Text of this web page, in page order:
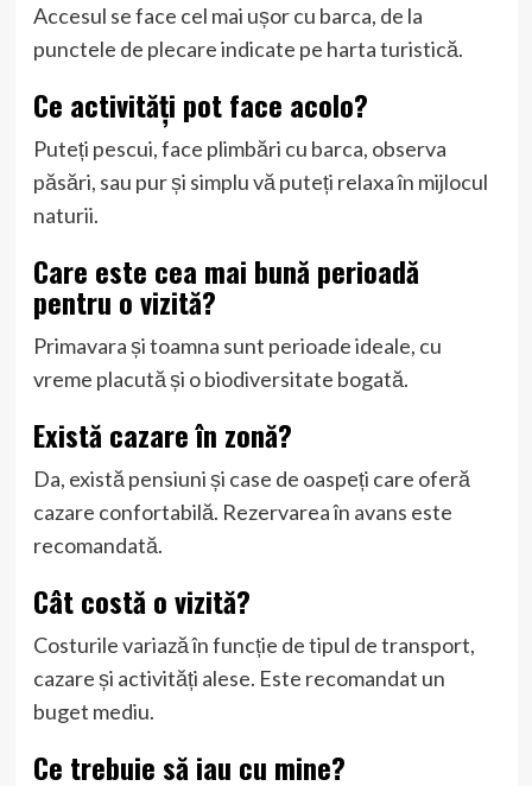
Accesul se face cel mai ușor cu barca, de la
punctele de plecare indicate pe harta turistică.
Ce activități pot face acolo?
Puteți pescui, face plimbări cu barca, observa
păsări, sau pur și simplu vă puteți relaxa în mijlocul
naturii.
Care este cea mai bună perioadă
pentru o vizită?
Primavara și toamna sunt perioade ideale, cu
vreme placută și o biodiversitate bogată.
Există cazare în zonă?
Da, există pensiuni și case de oaspeți care oferă
cazare confortabilă. Rezervarea în avans este
recomandată.
Cât costă o vizită?
Costurile variază în funcție de tipul de transport,
cazare și activități alese. Este recomandat un
buget mediu.
Ce trebuie să iau cu mine?